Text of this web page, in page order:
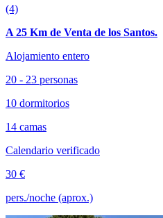
(4)
A 25 Km de Venta de los Santos.
Alojamiento entero
20 - 23 personas
10 dormitorios
14 camas
Calendario verificado
30 €
pers./noche (aprox.)